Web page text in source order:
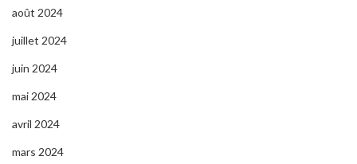
août 2024
juillet 2024
juin 2024
mai 2024
avril 2024
mars 2024